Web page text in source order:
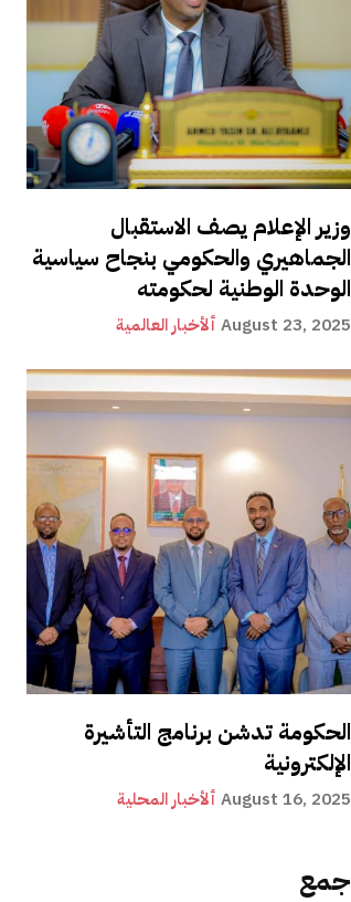
وزير الإعلام يصف الاستقبال
الجماهيري والحكومي بنجاح سياسية
الوحدة الوطنية لحكومته
ألأخبار العالمية August 23, 2025
الحكومة تدشن برنامج التأشيرة
الإلكترونية
ألأخبار المحلية August 16, 2025
جمع